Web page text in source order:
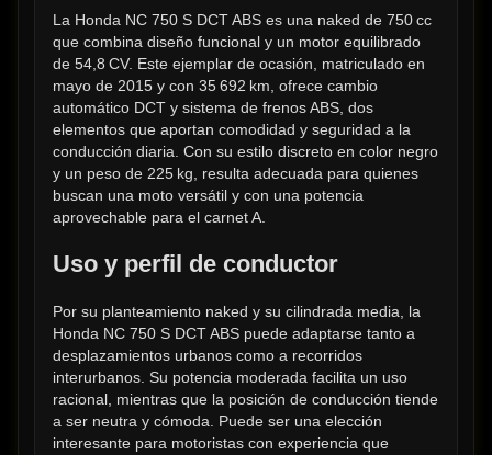
La Honda NC 750 S DCT ABS es una naked de 750 cc
que combina diseño funcional y un motor equilibrado
de 54,8 CV. Este ejemplar de ocasión, matriculado en
mayo de 2015 y con 35 692 km, ofrece cambio
automático DCT y sistema de frenos ABS, dos
elementos que aportan comodidad y seguridad a la
conducción diaria. Con su estilo discreto en color negro
y un peso de 225 kg, resulta adecuada para quienes
buscan una moto versátil y con una potencia
aprovechable para el carnet A.
Uso y perfil de conductor
Por su planteamiento naked y su cilindrada media, la
Honda NC 750 S DCT ABS puede adaptarse tanto a
desplazamientos urbanos como a recorridos
interurbanos. Su potencia moderada facilita un uso
racional, mientras que la posición de conducción tiende
a ser neutra y cómoda. Puede ser una elección
interesante para motoristas con experiencia que